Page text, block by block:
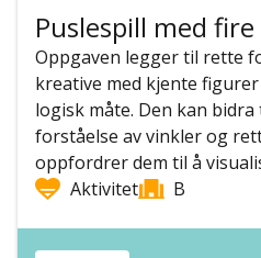
Puslespill med
Oppgaven legger til rette
kreative med kjente
logisk måte. Den kan
forståelse av vinkler og
oppfordrer dem til å
Aktivitet
B